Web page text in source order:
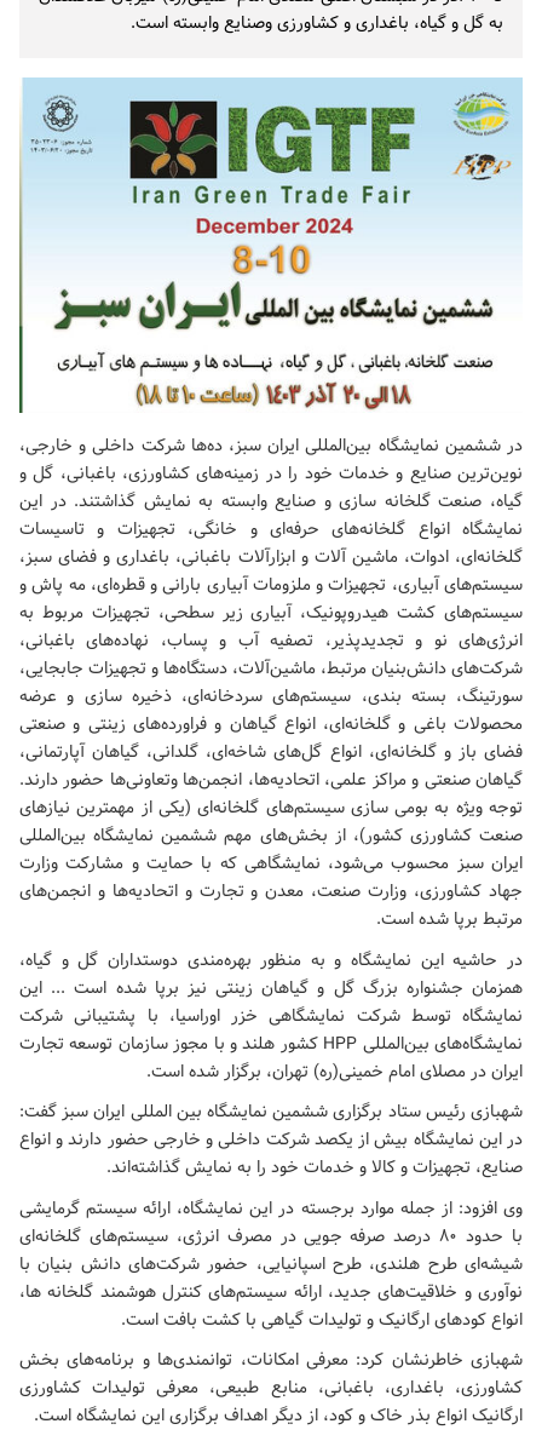
به گل و گیاه‌، باغداری و کشاورزی وصنایع وابسته است.
در ششمین نمایشگاه بین‌المللی ایران سبز، ده‌ها شرکت داخلی و خارجی،
نوین‌ترین صنایع و خدمات خود را در زمینه‌های کشاورزی، باغبانی، گل و
گیاه، صنعت گلخانه سازی و صنایع وابسته به نمایش گذاشتند. در این
نمایشگاه انواع گلخانه‌های حرفه‌ای و خانگی، تجهیزات و تاسیسات
گلخانه‌ای، ادوات، ماشین آلات و ابزارآلات باغبانی، باغداری و فضای سبز،
سیستم‌های آبیاری، تجهیزات و ملزومات آبیاری بارانی و قطره‌ای، مه پاش و
سیستم‌های کشت هیدروپونیک، آبیاری زیر سطحی، تجهیزات مربوط به
انرژی‌های نو و تجدیدپذیر، تصفیه آب و پساب، نهاده‌های باغبانی،
شرکت‌های دانش‌بنیان مرتبط، ماشین‌آلات، دستگاه‌ها و تجهیزات جابجایی،
سورتینگ، بسته بندی، سیستم‌های سردخانه‌ای، ذخیره سازی و عرضه
محصولات باغی و گلخانه‌ای، انواع گیاهان و فراورده‌های زینتی و صنعتی
فضای باز و گلخانه‌ای، انواع گل‌های شاخه‌ای، گلدانی، گیاهان آپارتمانی،
گیاهان صنعتی و مراکز علمی، اتحادیه‌ها، انجمن‌ها وتعاونی‌ها حضور دارند.
توجه ویژه به بومی سازی سیستم‌های گلخانه‌ای (یکی از مهمترین نیازهای
صنعت کشاورزی کشور)، از بخش‌های مهم ششمین نمایشگاه بین‌المللی
ایران سبز محسوب می‌شود، نمایشگاهی که با حمایت و مشارکت وزارت
جهاد کشاورزی، وزارت صنعت، معدن و تجارت و اتحادیه‌ها و انجمن‌های
مرتبط برپا شده است.
در حاشیه این نمایشگاه و به منظور بهره‌مندی دوستداران گل و گیاه،
همزمان جشنواره بزرگ گل و گیاهان زینتی نیز برپا شده است ... این
نمایشگاه توسط شرکت نمایشگاهی خزر اوراسیا، با پشتیبانی شرکت
نمایشگاه‌های بین‌المللی HPP کشور هلند و با مجوز سازمان توسعه تجارت
ایران در مصلای امام خمینی(ره) تهران، برگزار شده است.
شهبازی رئیس ستاد برگزاری ششمین نمایشگاه بین المللی ایران سبز گفت:
در این نمایشگاه بیش از یکصد شرکت داخلی و خارجی حضور دارند و انواع
صنایع، تجهیزات و کالا و خدمات خود را به نمایش گذاشته‌اند.
وی افزود: از جمله موارد برجسته در این نمایشگاه، ارائه سیستم گرمایشی
با حدود ۸۰ درصد صرفه جویی در مصرف انرژی، سیستم‌های گلخانه‌ای
شیشه‌ای طرح هلندی، طرح اسپانیایی، حضور شرکت‌های دانش بنیان با
نوآوری و خلاقیت‌های جدید، ارائه سیستم‌های کنترل هوشمند گلخانه ها،
انواع کودهای ارگانیک و تولیدات گیاهی با کشت بافت است.
شهبازی خاطرنشان کرد: معرفی امکانات، توانمندی‌ها و برنامه‌های بخش
کشاورزی، باغداری، باغبانی، منابع طبیعی، معرفی تولیدات کشاورزی
ارگانیک انواع بذر خاک و کود، از دیگر اهداف برگزاری این نمایشگاه است.